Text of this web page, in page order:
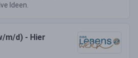
Ideen.
m/d) - Hier